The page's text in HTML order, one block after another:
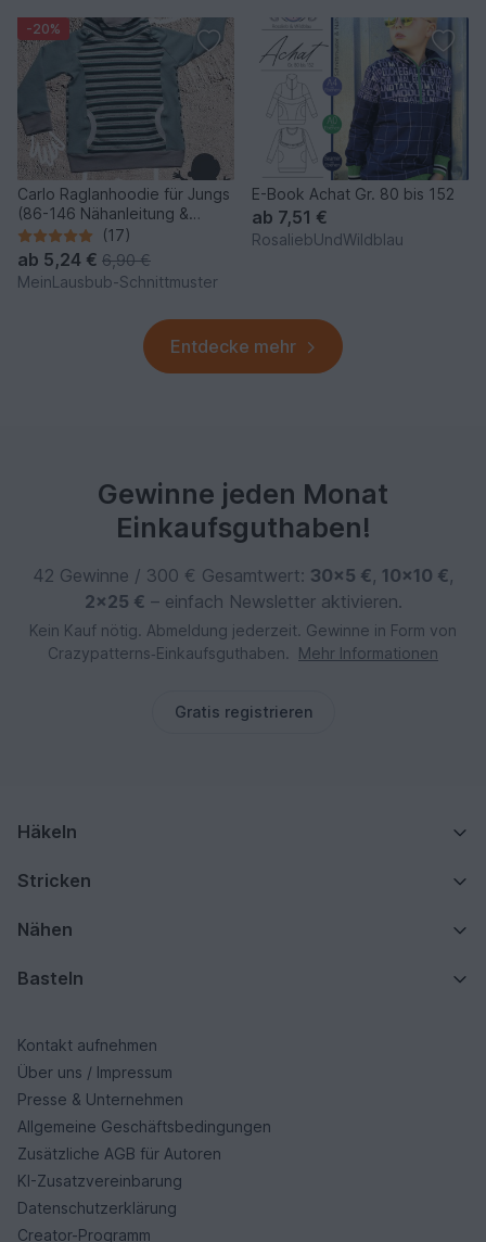
-20%
Carlo Raglanhoodie für Jungs
(86-146 Nähanleitung &
Schnitt)
(17)
ab 5,24 € 6,90 €
MeinLausbub-Schnittmuster
E-Book Achat Gr. 80 bis 152
ab 7,51 €
RosaliebUndWildblau
Entdecke mehr
Gewinne jeden Monat
Einkaufsguthaben!
42 Gewinne / 300 € Gesamtwert: 30×5 €, 10×10 €,
2×25 € – einfach Newsletter aktivieren.
Kein Kauf nötig. Abmeldung jederzeit. Gewinne in Form von
Crazypatterns‑Einkaufsguthaben.
Mehr Informationen
Gratis registrieren
Häkeln
Stricken
Nähen
Basteln
Kontakt aufnehmen
Über uns / Impressum
Presse & Unternehmen
Allgemeine Geschäftsbedingungen
Zusätzliche AGB für Autoren
KI-Zusatzvereinbarung
Datenschutzerklärung
Creator-Programm